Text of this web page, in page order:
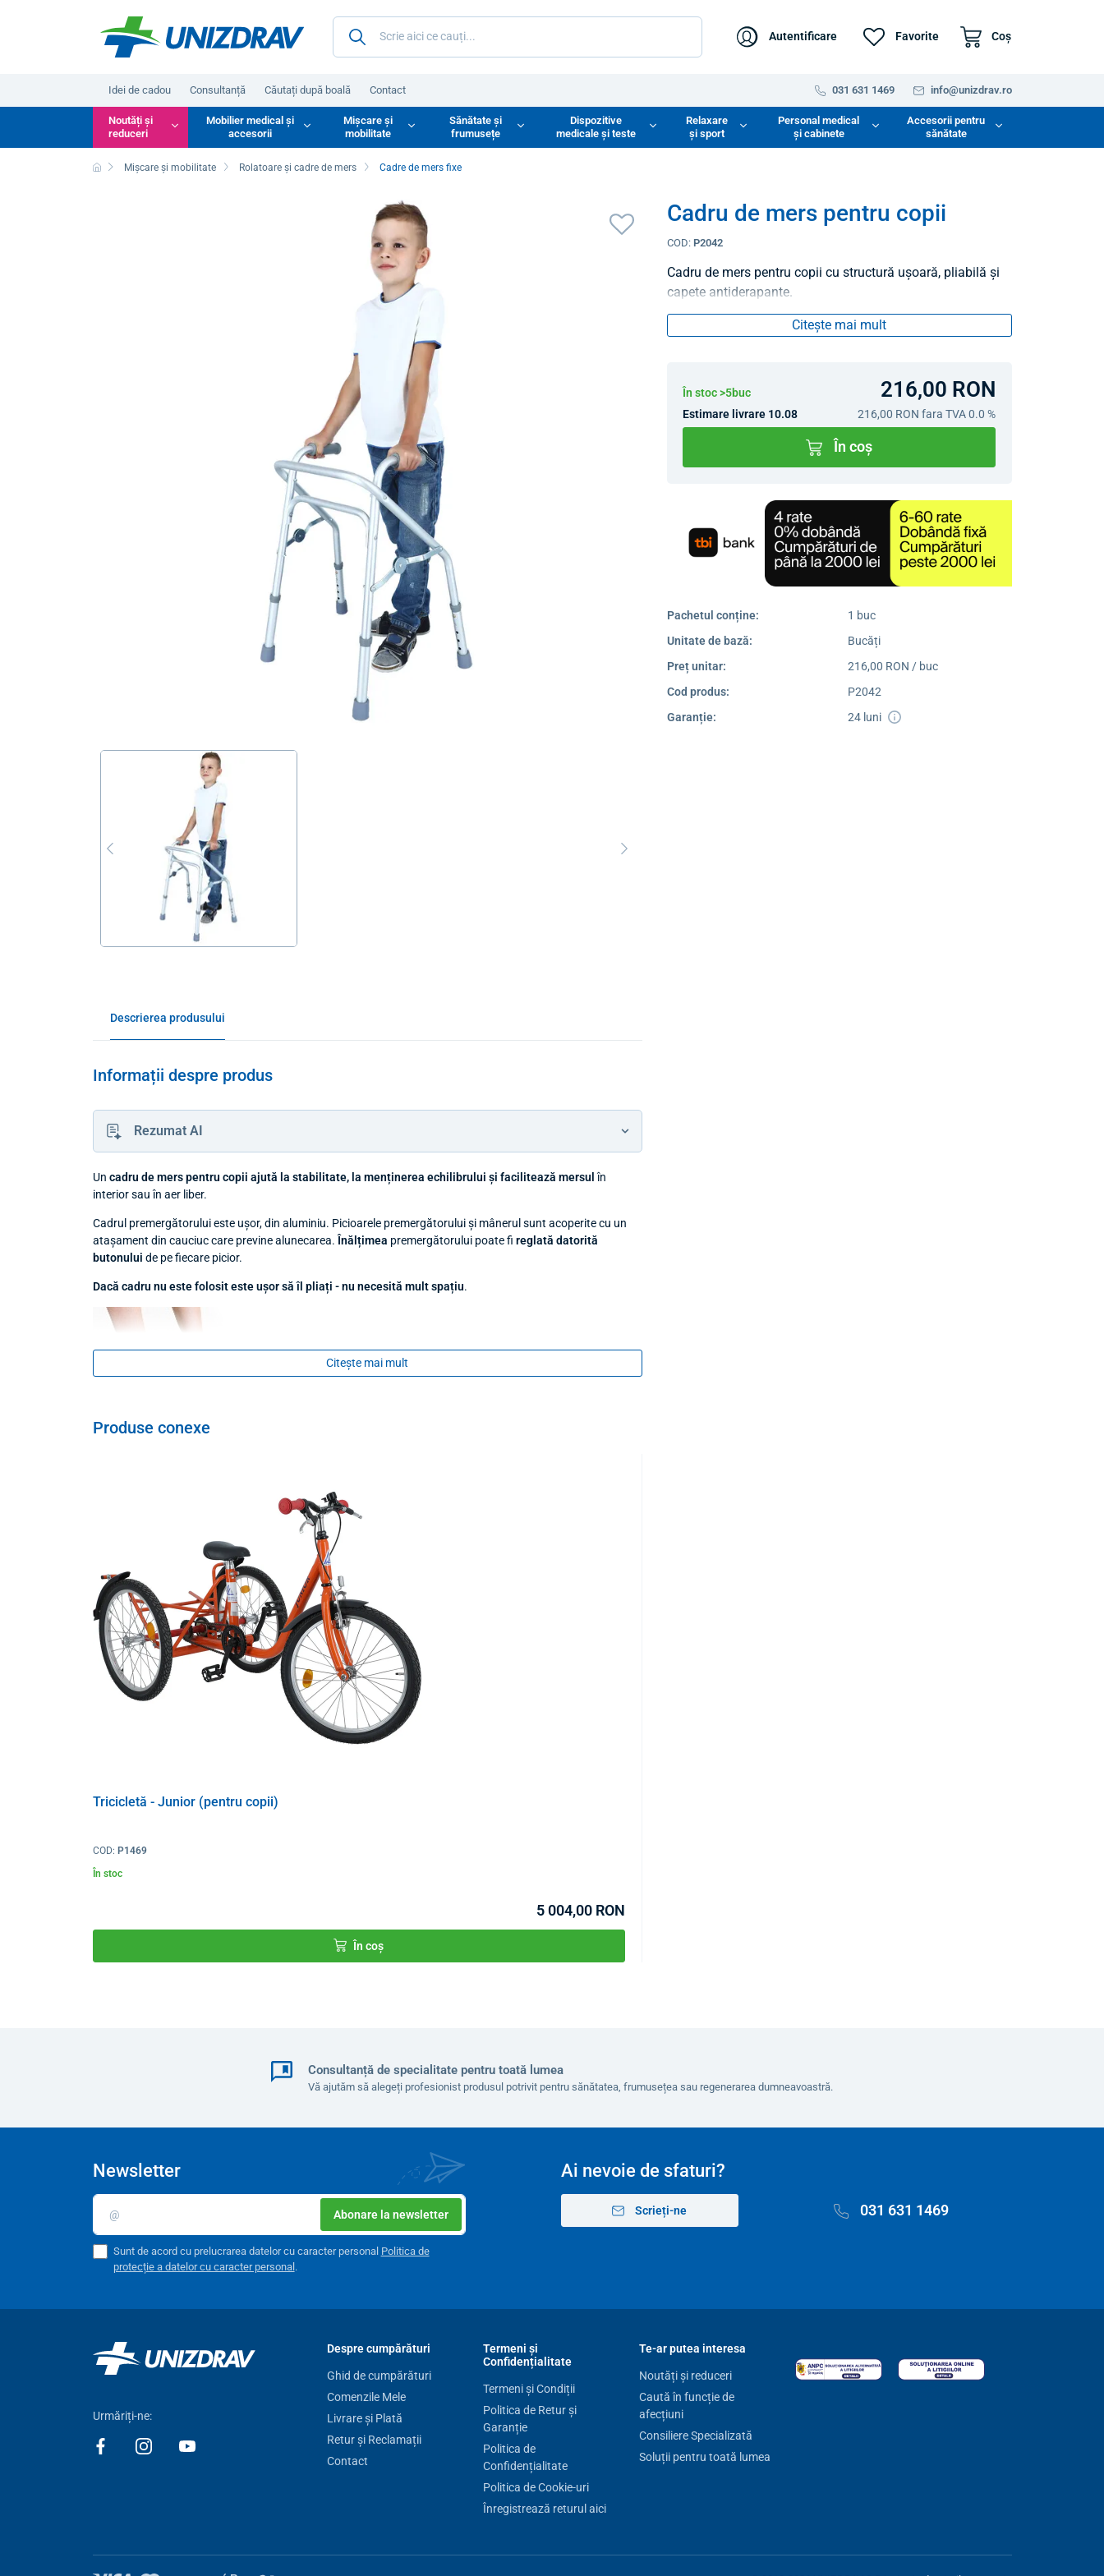
Autentificare Favorite Coş
Idei de cadou Consultanță Căutați după boală Contact 031 631 1469 info@unizdrav.ro
Noutăți și
reduceri
Mobilier medical și
accesorii
Mișcare și
mobilitate
Sănătate și
frumusețe
Dispozitive
medicale și teste
Relaxare
și sport
Personal medical
și cabinete
Accesorii pentru
sănătate
Mișcare și mobilitate Rolatoare și cadre de mers Cadre de mers fixe
Cadru de mers pentru copii
COD: P2042
Cadru de mers pentru copii cu structură ușoară, pliabilă și
capete antiderapante.
Citește mai mult
În stoc >5buc 216,00 RON
Estimare livrare 10.08 216,00 RON fara TVA 0.0 %
În coș
Pachetul conține:
1 buc
Unitate de bază:
Bucăți
Preț unitar:
216,00 RON / buc
Cod produs:
P2042
Garanție:
24 luni
Descrierea produsului
Informații despre produs
Rezumat AI
Un cadru de mers pentru copii ajută la stabilitate, la menținerea echilibrului și facilitează mersul în
interior sau în aer liber.
Cadrul premergătorului este ușor, din aluminiu. Picioarele premergătorului și mânerul sunt acoperite cu un
atașament din cauciuc care previne alunecarea. Înălțimea premergătorului poate fi reglată datorită
butonului de pe fiecare picior.
Dacă cadru nu este folosit este ușor să îl pliați - nu necesită mult spațiu.
Parametri tehnici
Înălțime reglabilă
Citește mai mult
Produse conexe
Tricicletă - Junior (pentru copii)
COD: P1469
În stoc
5 004,00 RON
În coș
Consultanță de specialitate pentru toată lumea
Vă ajutăm să alegeți profesionist produsul potrivit pentru sănătatea, frumusețea sau regenerarea dumneavoastră.
Ai nevoie de sfaturi?
Scrieți-ne 031 631 1469
Newsletter
Abonare la newsletter
Sunt de acord cu prelucrarea datelor cu caracter personal Politica de
protecție a datelor cu caracter personal .
Urmăriți-ne:
Despre cumpărături
Ghid de cumpărături
Comenzile Mele
Livrare și Plată
Retur și Reclamații
Contact
Termeni și
Confidențialitate
Termeni și Condiții
Politica de Retur și
Garanție
Politica de
Confidențialitate
Politica de Cookie-uri
Înregistrează returul aici
Te-ar putea interesa
Noutăți și reduceri
Caută în funcție de
afecțiuni
Consiliere Specializată
Soluții pentru toată lumea